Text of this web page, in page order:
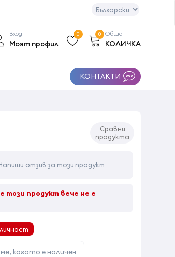
Вход
Моят профил
0 Общо
КОЛИЧКА
0
КОНТАКТИ
Сравни
продукта
отзив за този продукт
този продукт вече не е
когато е наличен